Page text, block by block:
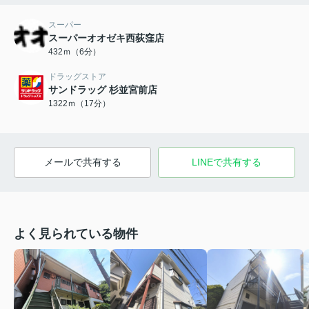
スーパー
スーパーオオゼキ西荻窪店
432ｍ（6分）
ドラッグストア
サンドラッグ 杉並宮前店
1322ｍ（17分）
メールで共有する LINEで共有する
よく見られている物件